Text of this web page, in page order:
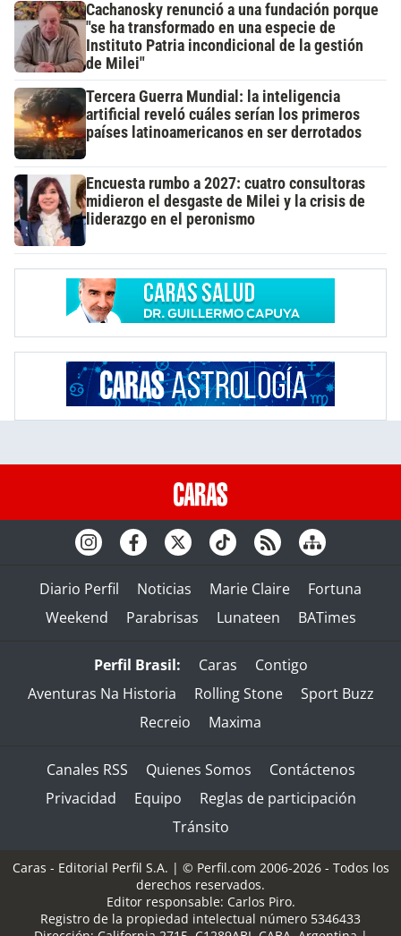
Cachanosky renunció a una fundación porque
"se ha transformado en una especie de
Instituto Patria incondicional de la gestión
de Milei"
Tercera Guerra Mundial: la inteligencia
artificial reveló cuáles serían los primeros
países latinoamericanos en ser derrotados
Encuesta rumbo a 2027: cuatro consultoras
midieron el desgaste de Milei y la crisis de
liderazgo en el peronismo
Diario Perfil Noticias Marie Claire
Fortuna
Weekend
Parabrisas Lunateen BATimes
Perfil Brasil: Caras
Contigo
Aventuras Na Historia
Rolling Stone
Sport Buzz
Recreio
Maxima
Canales RSS Quienes Somos
Contáctenos
Privacidad
Equipo
Reglas de participación
Tránsito
Caras - Editorial Perfil S.A. | © Perfil.com 2006-2026 - Todos los
derechos reservados.
Editor responsable: Carlos Piro.
Registro de la propiedad intelectual número 5346433